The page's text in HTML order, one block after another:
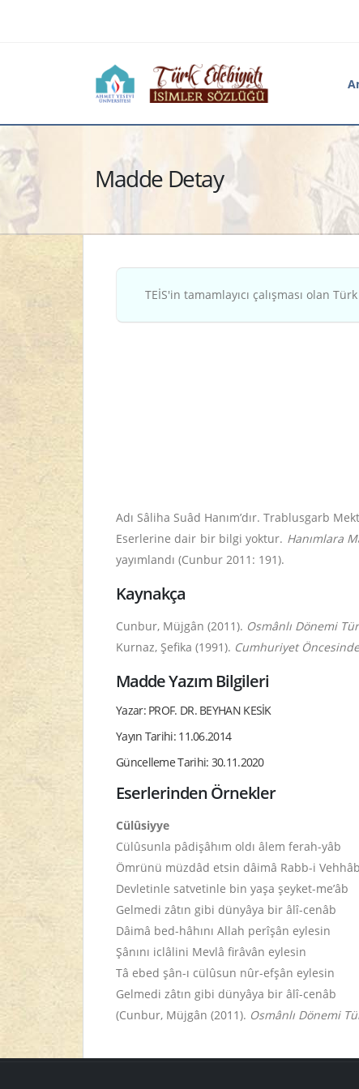
Madde Detay
TEİS'in tamamlayıcı çalışması olan
Adı Sâliha Suâd Hanım’dır. Trablusgarb
Eserlerine dair bir bilgi yoktur. Hanımlara
yayımlandı (Cunbur 2011: 191).
Kaynakça
Cunbur, Müjgân (2011). Osmânlı Dönemi
Kurnaz, Şefika (1991). Cumhuriyet
Madde Yazım Bilgileri
Yazar: PROF. DR. BEYHAN KESİK
Yayın Tarihi: 11.06.2014
Güncelleme Tarihi: 30.11.2020
Eserlerinden Örnekler
Cülûsiyye
Cülûsunla pâdişâhım oldı âlem ferah-yâb
Ömrünü müzdâd etsin dâimâ Rabb-i Vehhâb
Devletinle satvetinle bin yaşa şeyket-me’âb
Gelmedi zâtın gibi dünyâya bir âlî-cenâb
Dâimâ bed-hâhını Allah perîşân eylesin
Şânını iclâlini Mevlâ firâvân eylesin
Tâ ebed şân-ı cülûsun nûr-efşân eylesin
Gelmedi zâtın gibi dünyâya bir âlî-cenâb
(Cunbur, Müjgân (2011). Osmânlı Dönemi